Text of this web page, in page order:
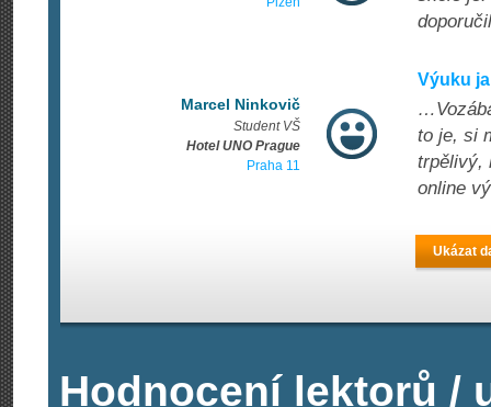
Marcel Ninkovič
Student VŠ
Hotel UNO Prague
Praha 11
Výuku
to je, si
trpělivý,
online
Ukázat
Hodnocení lektorů /